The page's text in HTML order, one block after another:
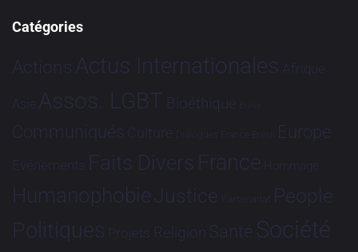
Catégories
Actions Actus Internationales Afrique
Asie Assos. LGBT Bioéthique Brève
Communiqués Culture Dialogues France-Brésil Europe
Evénements Faits Divers France Hommage
HumanophobieJustice Partenariat People
Politiques Projets Religion Santé Société